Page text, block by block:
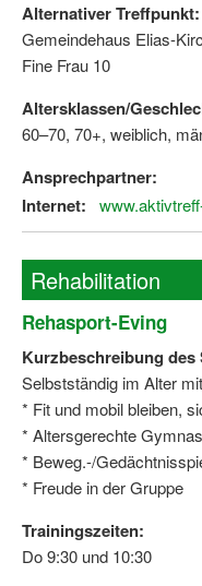
Integration durch
Bewegt zu Hause
Bewegt ÄLTER
Bewegt GESUND
Aktionen zu
Bewegungsmodel
Gymnastik und
Koronarsport
Seniorensport
Reha-
Alternativer Treffpunkt:
Gemeindehaus Elias-
Fine Frau 10
Altersklassen/
60–70, 70+, weiblich,
Ansprechpartner:
Internet:
Rehabilitation
Rehasport-Eving
Kurzbeschreibung des
Selbstständig im Alter
* Fit und mobil bleiben,
* Altersgerechte
* Beweg.-/
* Freude in der Gruppe
Trainingszeiten:
Do 9:30 und 10:30